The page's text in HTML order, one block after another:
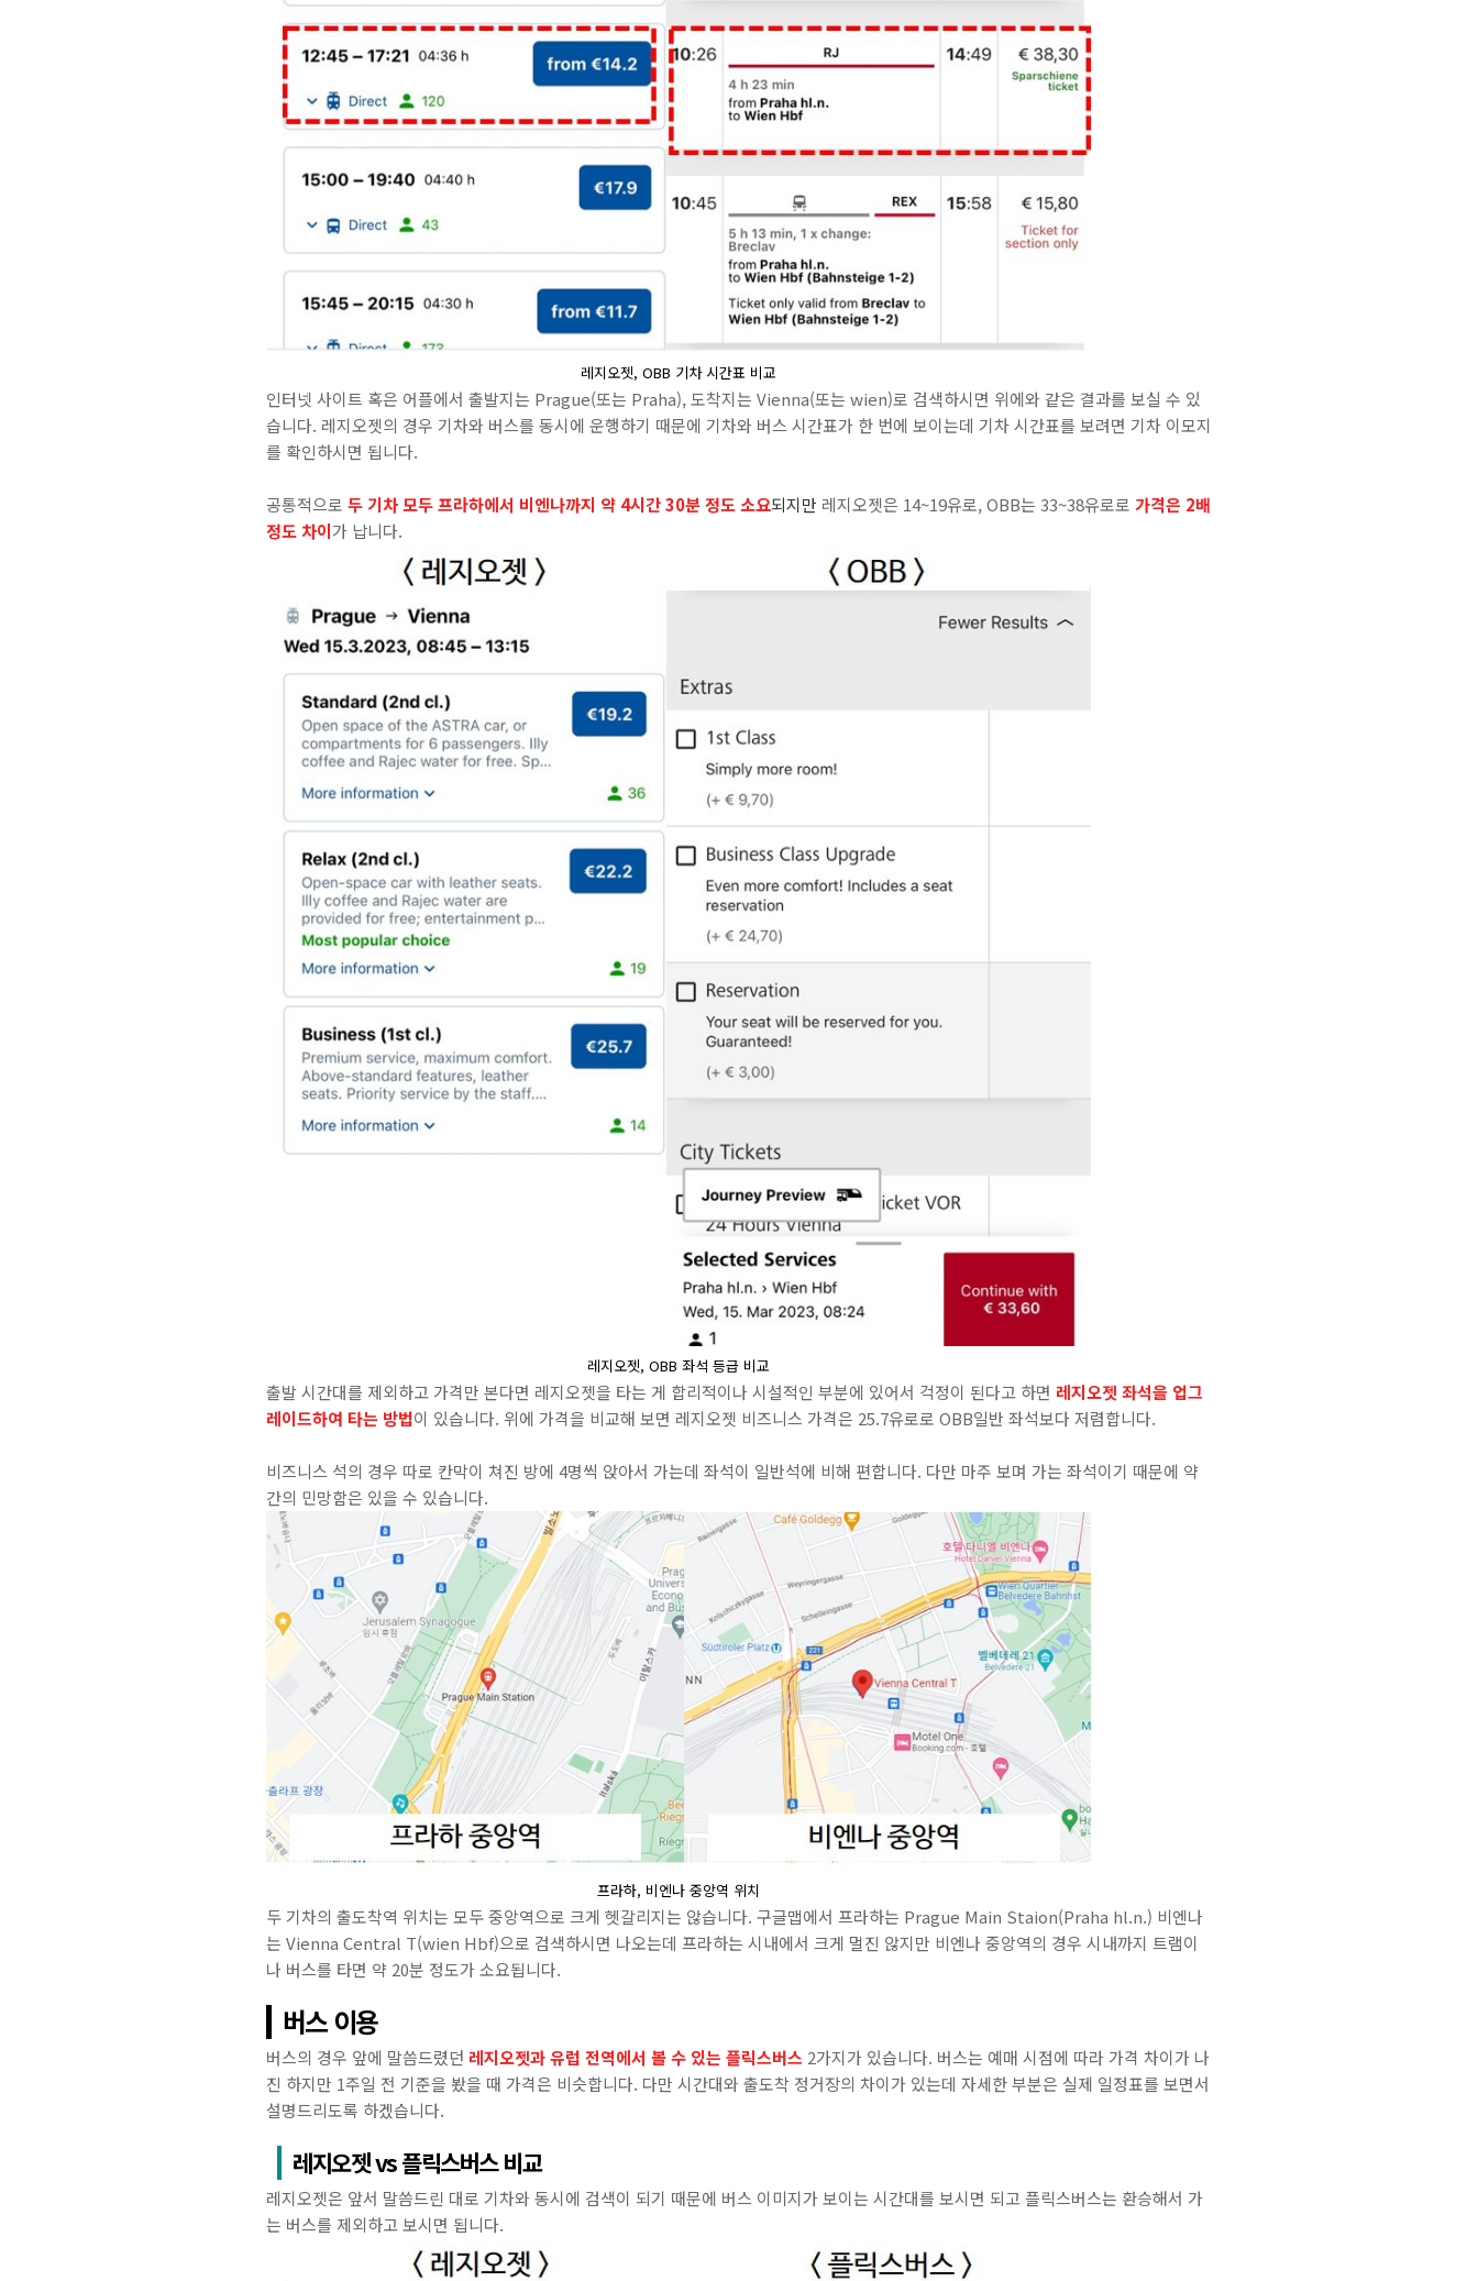
레지오젯, OBB 기차 시간표 비교
인터넷 사이트 혹은 어플에서 출발지는 Prague(또는 Praha), 도착지는 Vienna(또는 wien)로 검색하시면 위에와 같은 결과를 보실 수 있
습니다. 레지오젯의 경우 기차와 버스를 동시에 운행하기 때문에 기차와 버스 시간표가 한 번에 보이는데 기차 시간표를 보려면 기차 이모지
를 확인하시면 됩니다.
공통적으로 두 기차 모두 프라하에서 비엔나까지 약 4시간 30분 정도 소요되지만 레지오젯은 14~19유로, OBB는 33~38유로로 가격은 2배
정도 차이가 납니다.
레지오젯, OBB 좌석 등급 비교
출발 시간대를 제외하고 가격만 본다면 레지오젯을 타는 게 합리적이나 시설적인 부분에 있어서 걱정이 된다고 하면 레지오젯 좌석을 업그
레이드하여 타는 방법이 있습니다. 위에 가격을 비교해 보면 레지오젯 비즈니스 가격은 25.7유로로 OBB일반 좌석보다 저렴합니다.
비즈니스 석의 경우 따로 칸막이 쳐진 방에 4명씩 앉아서 가는데 좌석이 일반석에 비해 편합니다. 다만 마주 보며 가는 좌석이기 때문에 약
간의 민망함은 있을 수 있습니다.
프라하, 비엔나 중앙역 위치
두 기차의 출도착역 위치는 모두 중앙역으로 크게 헷갈리지는 않습니다. 구글맵에서 프라하는 Prague Main Staion(Praha hl.n.) 비엔나
는 Vienna Central T(wien Hbf)으로 검색하시면 나오는데 프라하는 시내에서 크게 멀진 않지만 비엔나 중앙역의 경우 시내까지 트램이
나 버스를 타면 약 20분 정도가 소요됩니다.
버스 이용
버스의 경우 앞에 말씀드렸던 레지오젯과 유럽 전역에서 볼 수 있는 플릭스버스 2가지가 있습니다. 버스는 예매 시점에 따라 가격 차이가 나
진 하지만 1주일 전 기준을 봤을 때 가격은 비슷합니다. 다만 시간대와 출도착 정거장의 차이가 있는데 자세한 부분은 실제 일정표를 보면서
설명드리도록 하겠습니다.
레지오젯 vs 플릭스버스 비교
레지오젯은 앞서 말씀드린 대로 기차와 동시에 검색이 되기 때문에 버스 이미지가 보이는 시간대를 보시면 되고 플릭스버스는 환승해서 가
는 버스를 제외하고 보시면 됩니다.